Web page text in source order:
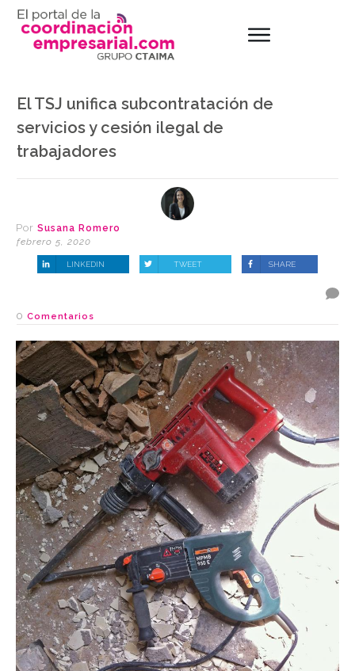
El TSJ unifica subcontratación de
servicios y cesión ilegal de
trabajadores
Por Susana Romero
febrero 5, 2020
LINKEDIN TWEET SHARE
0 Comentarios